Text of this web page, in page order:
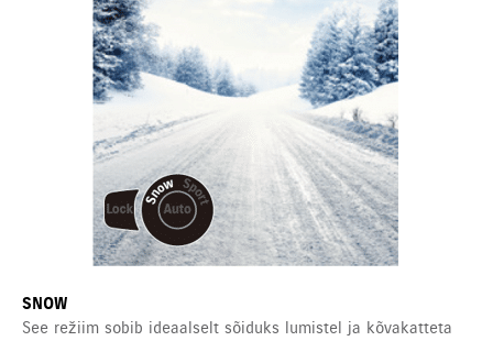
SNOW
See režiim sobib ideaalselt sõiduks lumistel ja kõvakatteta